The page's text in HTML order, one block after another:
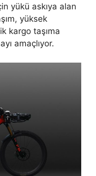
yükü askıya alan
yüksek
kargo taşıma
amaçlıyor.